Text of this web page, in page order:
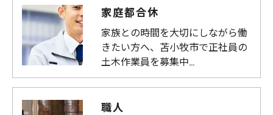
家庭都合休
家族との時間を大切にしながら働
きたい方へ、苫小牧市で正社員の
土木作業員を募集中…
職人